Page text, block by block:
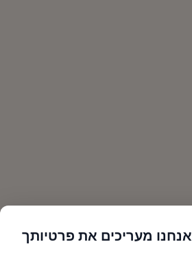
אנחנו מעריכים את פרטיותך